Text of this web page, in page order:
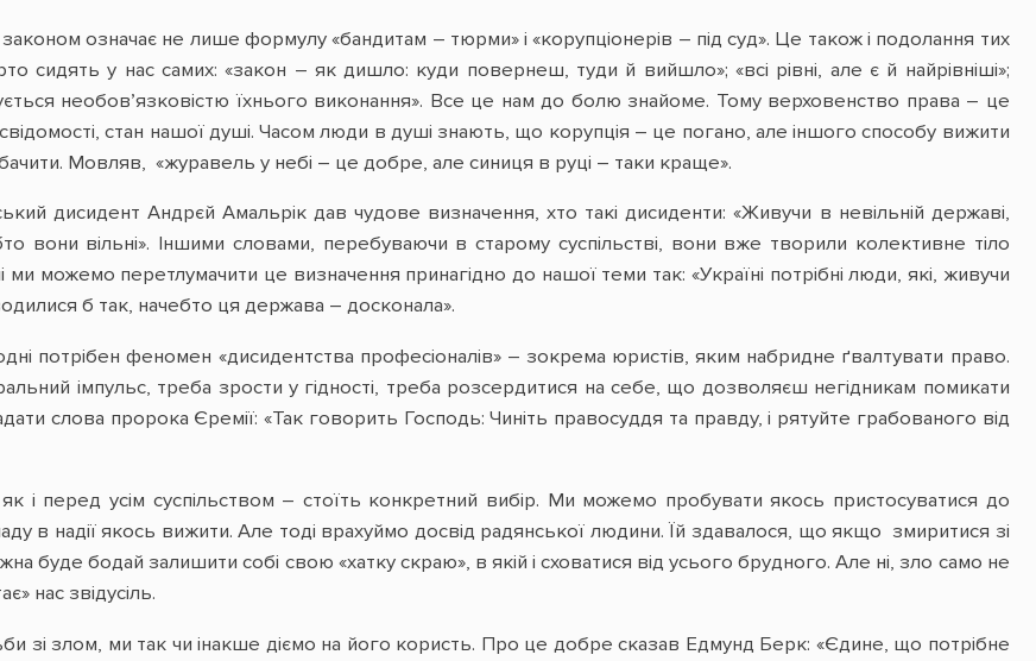
законом означає не лише формулу «бандитам – тюрми» і «корупціонерів – під суд». Це також і подолання тих
сидять у нас самих: «закон – як дишло: куди повернеш, туди й вийшло»; «всі рівні, але є й найрівніші»;
необов’язковістю їхнього виконання». Все це нам до болю знайоме. Тому верховенство права – це
стан нашої душі. Часом люди в душі знають, що корупція – це погано, але іншого способу вижити
Мовляв, «журавель у небі – це добре, але синиця в руці – таки краще».
дисидент Андрєй Амальрік дав чудове визначення, хто такі дисиденти: «Живучи в невільній державі,
вони вільні». Іншими словами, перебуваючи в старому суспільстві, вони вже творили колективне тіло
ми можемо перетлумачити це визначення принагідно до нашої теми так: «Україні потрібні люди, які, живучи
б так, начебто ця держава – досконала».
потрібен феномен «дисидентства професіоналів» – зокрема юристів, яким набридне ґвалтувати право.
імпульс, треба зрости у гідності, треба розсердитися на себе, що дозволяєш негідникам помикати
слова пророка Єремії: «Так говорить Господь: Чиніть правосуддя та правду, і рятуйте грабованого від
і перед усім суспільством – стоїть конкретний вибір. Ми можемо пробувати якось пристосуватися до
в надії якось вижити. Але тоді врахуймо досвід радянської людини. Їй здавалося, що якщо змиритися зі
буде бодай залишити собі свою «хатку скраю», в якій і сховатися від усього брудного. Але ні, зло само не
нас звідусіль.
зі злом, ми так чи інакше діємо на його користь. Про це добре сказав Едмунд Берк: «Єдине, що потрібне